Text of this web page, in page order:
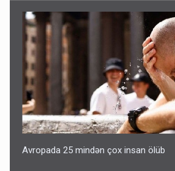
Avropada 25 mindən çox insan ölüb